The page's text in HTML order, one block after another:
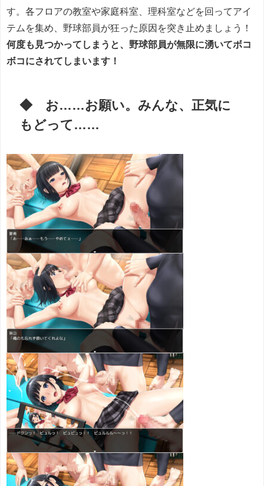
す。各フロアの教室や家庭科室、理科室などを回ってアイ
テムを集め、野球部員が狂った原因を突き止めましょう！
何度も見つかってしまうと、野球部員が無限に湧いてボコ
ボコにされてしまいます！
◆ お……お願い。みんな、正気に
もどって……